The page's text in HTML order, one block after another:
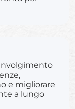
e migliorare
a lungo